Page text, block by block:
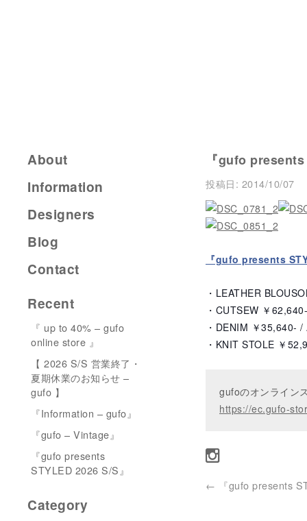
『gufo
投稿日: 2014/10/07
『gufo presents
・LEATHER
・CUTSEW ￥
・DENIM ￥35,640-
・KNIT STOLE ￥
gufoのオンライン
https://ec.gufo-
← 『gufo presents
About
Information
Designers
Blog
Contact
Recent
『 up to 40% – gufo
online store 』
【 2026 S/S 営業終了・
夏期休業のお知らせ –
gufo 】
『Information – gufo』
『gufo – Vintage』
『gufo presents
STYLED 2026 S/S』
Category